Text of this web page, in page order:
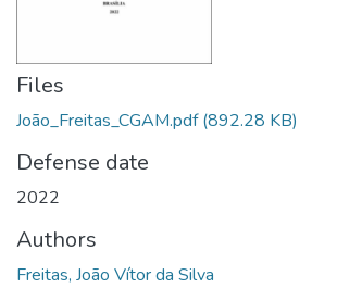
Files
João_Freitas_CGAM.pdf(892.28 KB)
Defense date
2022
Authors
Freitas, João Vítor da Silva